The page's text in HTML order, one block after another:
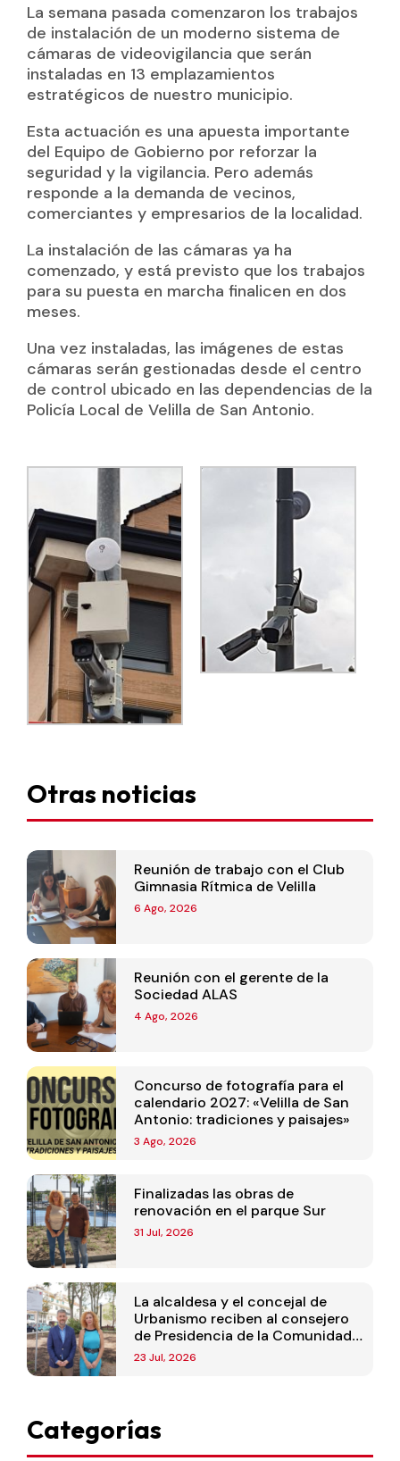
La semana pasada comenzaron los trabajos
de instalación de un moderno sistema de
cámaras de videovigilancia que serán
instaladas en 13 emplazamientos
estratégicos de nuestro municipio.
Esta actuación es una apuesta importante
del Equipo de Gobierno por reforzar la
seguridad y la vigilancia. Pero además
responde a la demanda de vecinos,
comerciantes y empresarios de la localidad.
La instalación de las cámaras ya ha
comenzado, y está previsto que los trabajos
para su puesta en marcha finalicen en dos
meses.
Una vez instaladas, las imágenes de estas
cámaras serán gestionadas desde el centro
de control ubicado en las dependencias de la
Policía Local de Velilla de San Antonio.
Otras noticias
Reunión de trabajo con el Club
Gimnasia Rítmica de Velilla
6 Ago, 2026
Reunión con el gerente de la
Sociedad ALAS
4 Ago, 2026
Concurso de fotografía para el
calendario 2027: «Velilla de San
Antonio: tradiciones y paisajes»
3 Ago, 2026
Finalizadas las obras de
renovación en el parque Sur
31 Jul, 2026
La alcaldesa y el concejal de
Urbanismo reciben al consejero
de Presidencia de la Comunidad
de Madrid
23 Jul, 2026
Categorías